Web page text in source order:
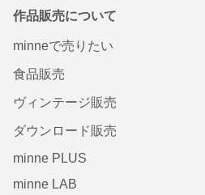
作品販売について
minneで売りたい
食品販売
ヴィンテージ販売
ダウンロード販売
minne PLUS
minne LAB